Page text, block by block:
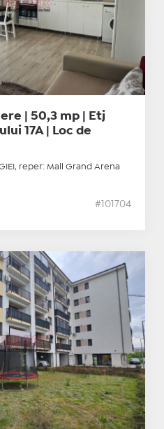
| 50,3 mp | Etj
17A | Loc de
reper: Mall Grand Arena
#101704